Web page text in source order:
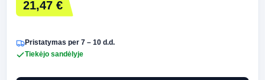
21,47 €
Pristatymas per 7 – 10 d.d.
Tiekėjo sandėlyje